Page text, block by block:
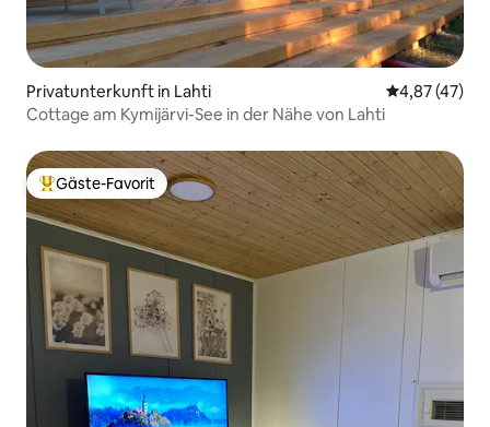
Privatunterkunft in Lahti
4,87 (47)
Cottage am Kymijärvi-See in der Nähe von Lahti
Beliebter Gäste-Favorit.
Gäste-Favorit